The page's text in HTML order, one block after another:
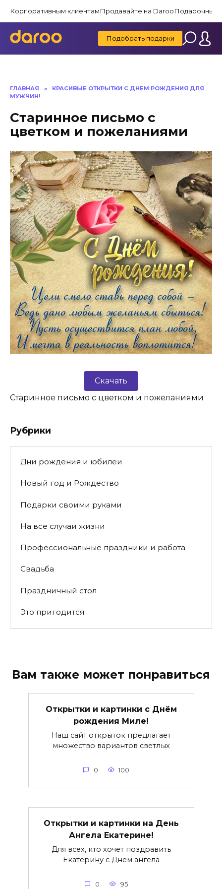
содержанию
Корпоративным клиентамПродавайте на DarooПодарочные
Подобрать подарки
ГЛАВНАЯ »
КРАСИВЫЕ ОТКРЫТКИ C ДНЕМ РОЖДЕНИЯ ДЛЯ
МУЖЧИН!
Старинное письмо с
цветком и пожеланиями
Скачать
Старинное письмо с цветком и пожеланиями
Рубрики
Дни рождения и юбилеи
Новый год и Рождество
Подарки своими руками
На все случаи жизни
Профессиональные праздники и работа
Свадьба
Праздничный стол
Это пригодится
Вам также может понравиться
Открытки и картинки с Днём
рождения Миле!
Наш сайт открыток предлагает
множество вариантов светлых
0 100
Открытки и картинки на День
Ангела Екатерине!
Для всех, кто хочет поздравить
Екатерину с Днем ангела
0 95